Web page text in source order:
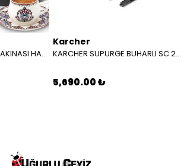
KARACA ESPRESSO MAKINASI HATIR PERFETTO ESPRESSO T.K.M. COPPER 8683650465904
Karcher
KARCHER SUPURGE BUHARLI SC 2 EASYFIX EU BEYAZ 15126000
5,690.00 ₺